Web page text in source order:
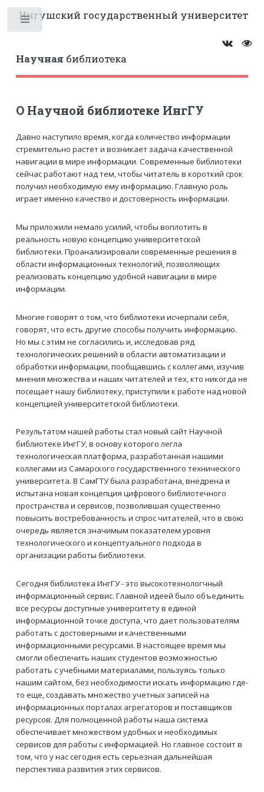
Ингушский государственный университет
Научная библиотека
О Научной библиотеке ИнгГУ
Давно наступило время, когда количество информации
стремительно растет и возникает задача качественной
навигации в мире информации. Современные библиотеки
сейчас работают над тем, чтобы читатель в короткий срок
получил необходимую ему информацию. Главную роль
играет именно качество и достоверность информации.
Мы приложили немало усилий, чтобы воплотить в
реальность новую концепцию университетской
библиотеки. Проанализировали современные решения в
области информационных технологий, позволяющих
реализовать концепцию удобной навигации в мире
информации.
Многие говорят о том, что библиотеки исчерпали себя,
говорят, что есть другие способы получить информацию.
Но мы с этим не согласились и, исследовав ряд
технологических решений в области автоматизации и
обработки информации, пообщавшись с коллегами, изучив
мнения множества и наших читателей и тех, кто никогда не
посещает нашу библиотеку, приступили к работе над новой
концепцией университетской библиотеки.
Результатом нашей работы стал новый сайт Научной
библиотеке ИнгГУ, в основу которого легла
технологическая платформа, разработанная нашими
коллегами из Самарского государственного технического
университета. В СамГТУ была разработана, внедрена и
испытана новая концепция цифрового библиотечного
пространства и сервисов, позволившая существенно
повысить востребованность и спрос читателей, что в свою
очередь является значимым показателем уровня
технологического и концептуального подхода в
организации работы библиотеки.
Сегодня библиотека ИнгГУ - это высокотехнологчный
информационный сервис. Главной идеей было объединить
все ресурсы доступные университету в единой
информационной точке доступа, что дает пользователям
работать с достоверными и качественными
информационными ресурсами. В настоящее время мы
смогли обеспечить наших студентов возможностью
работать с учебными материалами, пользуясь только
нашим сайтом, без необходимости искать информацию где-
то еще, создавать множество учетных записей на
информационных порталах агрегаторов и поставщиков
ресурсов. Для полноценной работы наша система
обеспечивает множеством удобных и необходимых
сервисов для работы с информацией. Но главное состоит в
том, что у нас сегодня есть серьезная дальнейшая
перспектива развития этих сервисов.